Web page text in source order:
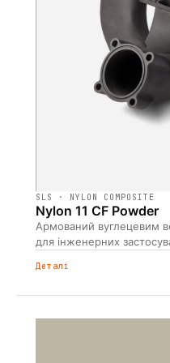
SLS · NYLON COMPOSITE
Nylon 11 CF Powder
Армований вуглецевим
для інженерних
Деталі